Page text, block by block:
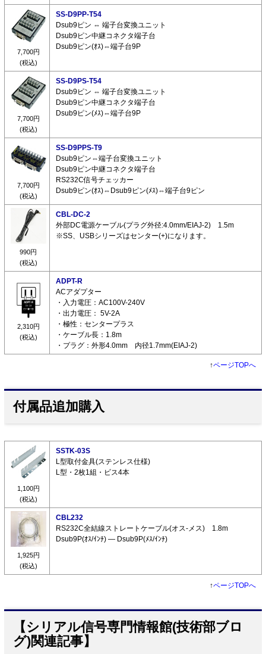
7,700円
(税込)
SS-D9PP-T54
Dsub9ピン ⇔ 端子台変換ユニット
Dsub9ピン中継コネクタ端子台
Dsub9ピン(ｵｽ)⇔端子台9P
7,700円
(税込)
SS-D9PS-T54
Dsub9ピン ⇔ 端子台変換ユニット
Dsub9ピン中継コネクタ端子台
Dsub9ピン(ﾒｽ)⇔端子台9P
7,700円
(税込)
SS-D9PPS-T9
Dsub9ピン⇔端子台変換ユニット
Dsub9ピン中継コネクタ端子台
RS232C信号チェッカー
Dsub9ピン(ｵｽ)⇔Dsub9ピン(ﾒｽ)⇔端子台9ピン
990円
(税込)
CBL-DC-2
外部DC電源ケーブル(プラグ外径:4.0mm/EIAJ-2) 1.5m
※SS、USBシリーズはセンター(+)になります。
2,310円
(税込)
ADPT-R
ACアダプター
・入力電圧：AC100V-240V
・出力電圧： 5V-2A
・極性：センタープラス
・ケーブル長：1.8m
・プラグ：外形4.0mm 内径1.7mm(EIAJ-2)
↑ページTOPへ
付属品追加購入
1,100円
(税込)
SSTK-03S
L型取付金具(ステンレス仕様)
L型・2枚1組・ビス4本
1,925円
(税込)
CBL232
RS232C全結線ストレートケーブル(オス-メス) 1.8m
Dsub9P(ｵｽ/ｲﾝﾁ) ― Dsub9P(ﾒｽ/ｲﾝﾁ)
↑ページTOPへ
【シリアル信号専門情報館(技術部ブロ
グ)関連記事】